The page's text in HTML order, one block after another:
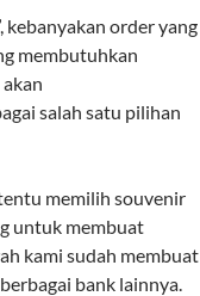
kebanyakan order yang
membutuhkan
salah satu pilihan
memilih souvenir
untuk membuat
kami sudah membuat
bank lainnya.